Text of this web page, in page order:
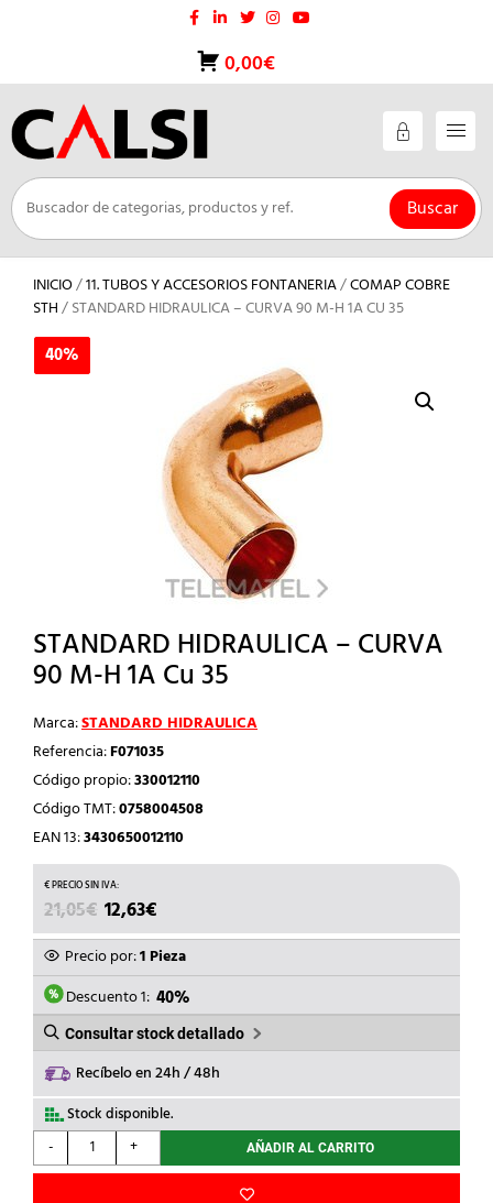
0,00€
Buscar
INICIO/11. TUBOS Y ACCESORIOS FONTANERIA/COMAP COBRE
STH/ STANDARD HIDRAULICA – CURVA 90 M-H 1A CU 35
40%
STANDARD HIDRAULICA – CURVA
90 M-H 1A Cu 35
Marca:STANDARD HIDRAULICA
Referencia:F071035
Código propio:330012110
Código TMT:0758004508
EAN 13:3430650012110
21,05€ EL
PRECIO
ORIGINAL
ERA:
21,05€.
12,63€
PRECIO
ACTUAL
ES:
12,63€.
Precio por:1 Pieza
Descuento 1: 40%
Consultar stock detallado
Recíbelo en 24h / 48h
Stock disponible.
-
STANDARD
HIDRAULICA
+ AÑADIR AL CARRITO
40%